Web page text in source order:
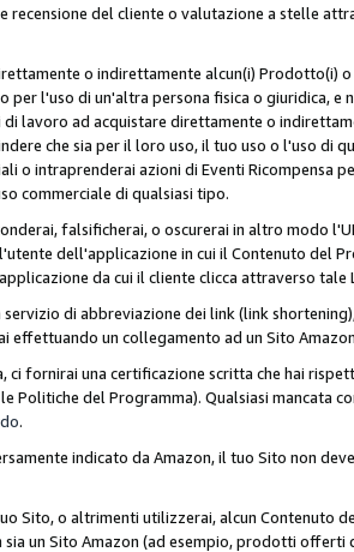
recensione del cliente o valutazione a stelle
o indirettamente alcun(i) Prodotto(i)
per l'uso di un'altra persona fisica o giuridica,
lavoro ad acquistare direttamente o
che sia per il loro uso, il tuo uso o l'uso di
o intraprenderai azioni di Eventi
commerciale di qualsiasi tipo.
falsificherai, o oscurerai in altro modo
dell'applicazione in cui il Contenuto del
da cui il cliente clicca attraverso tale
di abbreviazione dei link (link
effettuando un collegamento ad un Sito
ci fornirai una certificazione scritta che hai
Politiche del Programma). Qualsiasi mancata
.
indicato da Amazon, il tuo Sito non
Sito, o altrimenti utilizzerai, alcun Contenuto
sia un Sito Amazon (ad esempio, prodotti